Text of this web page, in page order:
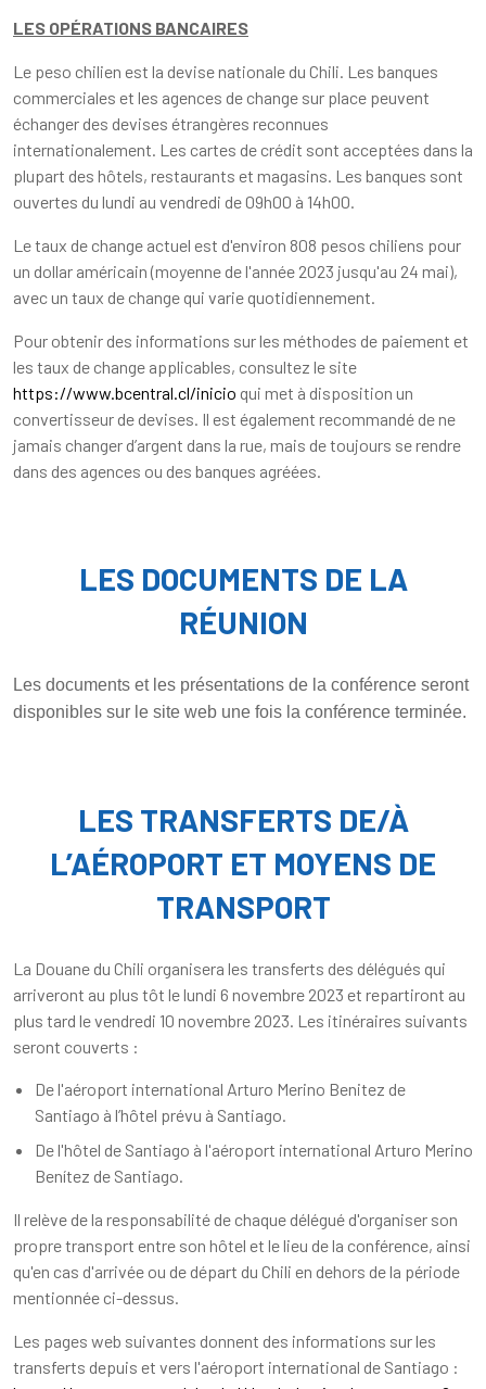
LES OPÉRATIONS BANCAIRES
Le peso chilien est la devise nationale du Chili. Les banques
commerciales et les agences de change sur place peuvent
échanger des devises étrangères reconnues
internationalement. Les cartes de crédit sont acceptées dans la
plupart des hôtels, restaurants et magasins. Les banques sont
ouvertes du lundi au vendredi de 09h00 à 14h00.
Le taux de change actuel est d'environ 808 pesos chiliens pour
un dollar américain (moyenne de l'année 2023 jusqu'au 24 mai),
avec un taux de change qui varie quotidiennement.
Pour obtenir des informations sur les méthodes de paiement et
les taux de change applicables, consultez le site
https://www.bcentral.cl/inicio qui met à disposition un
convertisseur de devises. Il est également recommandé de ne
jamais changer d’argent dans la rue, mais de toujours se rendre
dans des agences ou des banques agréées.
LES DOCUMENTS DE LA
RÉUNION
Les documents et les présentations de la conférence seront
disponibles sur le site web une fois la conférence terminée.
LES TRANSFERTS DE/À
L’AÉROPORT ET MOYENS DE
TRANSPORT
La Douane du Chili organisera les transferts des délégués qui
arriveront au plus tôt le lundi 6 novembre 2023 et repartiront au
plus tard le vendredi 10 novembre 2023. Les itinéraires suivants
seront couverts :
De l'aéroport international Arturo Merino Benitez de
Santiago à l’hôtel prévu à Santiago.
De l'hôtel de Santiago à l'aéroport international Arturo Merino
Benítez de Santiago.
Il relève de la responsabilité de chaque délégué d'organiser son
propre transport entre son hôtel et le lieu de la conférence, ainsi
qu'en cas d'arrivée ou de départ du Chili en dehors de la période
mentionnée ci-dessus.
Les pages web suivantes donnent des informations sur les
transferts depuis et vers l'aéroport international de Santiago :